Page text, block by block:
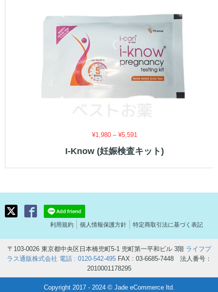
¥1,980 –¥5,591
帯:
I-Know (妊娠検査キット)
利用規約 個人情報保護方針 特定商取引法に基づく表記
〒103-0026 東京都中央区日本橋兜町5-1 兜町第一平和ビル 3階 ライフプ
ラス通販株式会社 電話 : 0120-542-495FAX : 03-6685-7448 法人番号：
2010001178295
Copyright 2017 - 2024 © Jade eCommerce ltd.